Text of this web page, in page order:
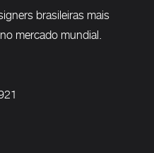
brasileiras mais
mercado mundial.